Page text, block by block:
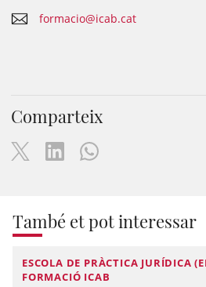
formacio@icab.cat
Comparteix
També et pot interessar
ESCOLA DE PRÀCTICA JURÍDICA
FORMACIÓ ICAB